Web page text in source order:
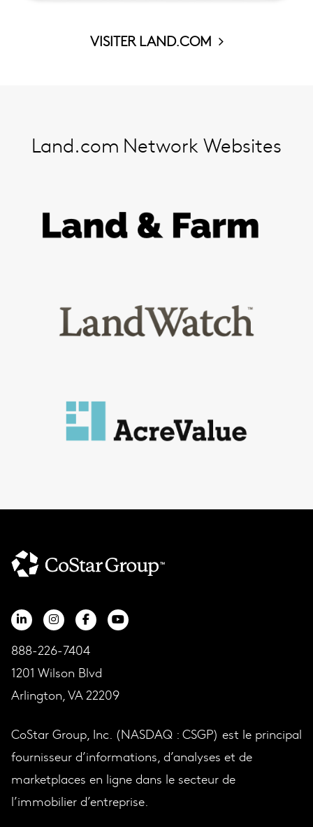
VISITER LAND.COM
Land.com Network Websites
888-226-7404
1201 Wilson Blvd
Arlington, VA 22209
CoStar Group, Inc. (NASDAQ : CSGP) est le principal
fournisseur d’informations, d’analyses et de
marketplaces en ligne dans le secteur de
l’immobilier d’entreprise.